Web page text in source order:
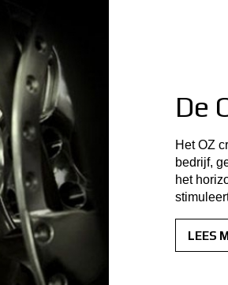
De
Het OZ
bedrijf,
het
LEES